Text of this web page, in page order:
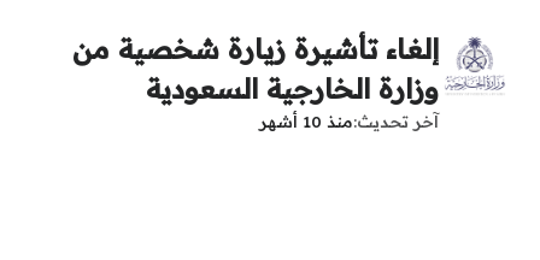
إلغاء تأشيرة زيارة شخصية من
وزارة الخارجية السعودية
آخر تحديث منذ 10 أشهر